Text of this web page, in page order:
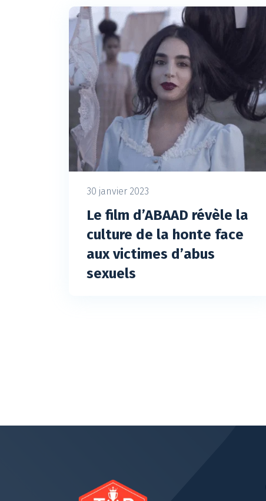
30 janvier 2023
Le film d’ABAAD révèle la
culture de la honte face
aux victimes d’abus
sexuels